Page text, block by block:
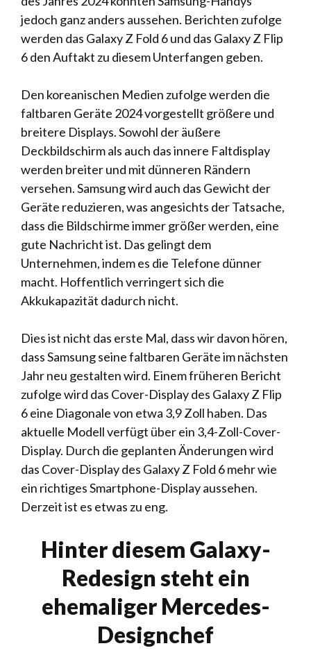
jedoch ganz anders aussehen. Berichten zufolge
werden das Galaxy Z Fold 6 und das Galaxy Z Flip
6 den Auftakt zu diesem Unterfangen geben.
Den koreanischen Medien zufolge werden die
faltbaren Geräte 2024 vorgestellt größere und
breitere Displays. Sowohl der äußere
Deckbildschirm als auch das innere Faltdisplay
werden breiter und mit dünneren Rändern
versehen. Samsung wird auch das Gewicht der
Geräte reduzieren, was angesichts der Tatsache,
dass die Bildschirme immer größer werden, eine
gute Nachricht ist. Das gelingt dem
Unternehmen, indem es die Telefone dünner
macht. Hoffentlich verringert sich die
Akkukapazität dadurch nicht.
Dies ist nicht das erste Mal, dass wir davon hören,
dass Samsung seine faltbaren Geräte im nächsten
Jahr neu gestalten wird. Einem früheren Bericht
zufolge wird das Cover-Display des Galaxy Z Flip
6 eine Diagonale von etwa 3,9 Zoll haben. Das
aktuelle Modell verfügt über ein 3,4-Zoll-Cover-
Display. Durch die geplanten Änderungen wird
das Cover-Display des Galaxy Z Fold 6 mehr wie
ein richtiges Smartphone-Display aussehen.
Derzeit ist es etwas zu eng.
Hinter diesem Galaxy-
Redesign steht ein
ehemaliger Mercedes-
Designchef